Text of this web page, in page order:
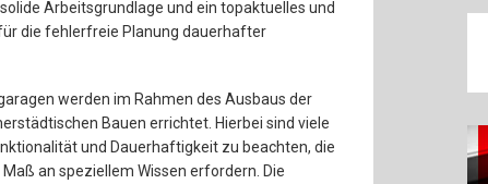
Arbeitsgrundlage und ein topaktuelles und
die fehlerfreie Planung dauerhafter
werden im Rahmen des Ausbaus der
Bauen errichtet. Hierbei sind viele
und Dauerhaftigkeit zu beachten, die
an speziellem Wissen erfordern. Die